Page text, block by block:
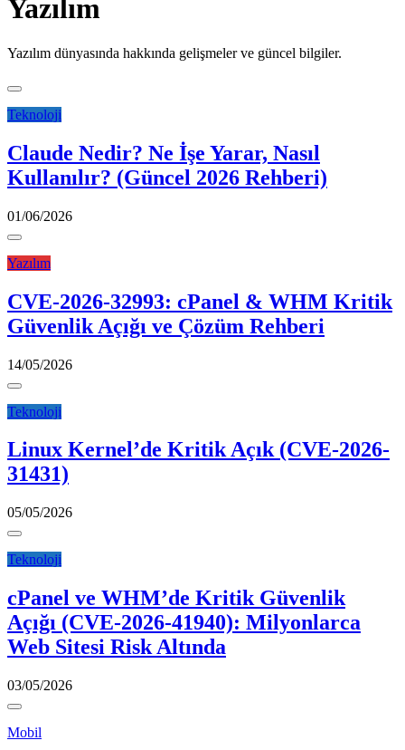
Yazılım
Yazılım dünyasında hakkında gelişmeler ve güncel bilgiler.
Teknoloji
Claude Nedir? Ne İşe Yarar, Nasıl
Kullanılır? (Güncel 2026 Rehberi)
01/06/2026
Yazılım
CVE-2026-32993: cPanel & WHM Kritik
Güvenlik Açığı ve Çözüm Rehberi
14/05/2026
Teknoloji
Linux Kernel’de Kritik Açık (CVE-2026-
31431)
05/05/2026
Teknoloji
cPanel ve WHM’de Kritik Güvenlik
Açığı (CVE-2026-41940): Milyonlarca
Web Sitesi Risk Altında
03/05/2026
Mobil